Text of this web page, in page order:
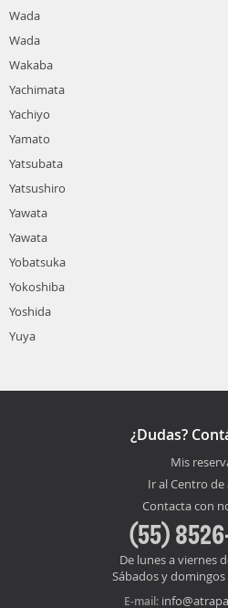
Wada
Wada
Wakaba
Yachimata
Yachiyo
Yamato
Yatsubata
Yatsushiro
Yawata
Yawata
Yobatsuka
Yokoshiba
Yoshida
Yuya
¿Dudas?
Mis
Ir al Centro
Contacta con
(55)
De lunes a viernes
Sábados y domingos
E-mail: